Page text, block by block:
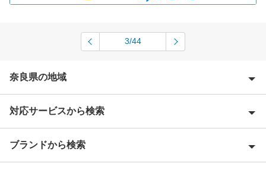
3/44
奈良県の地域
生駒郡
宇陀市
対応サービスから検索
Award 受賞店
ブランドから検索